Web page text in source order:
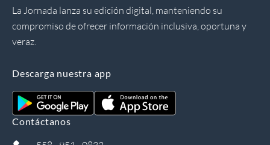
La Jornada lanza su edición digital, manteniendo su
compromiso de ofrecer información inclusiva, oportuna y
veraz.
Descarga nuestra app
Contáctanos